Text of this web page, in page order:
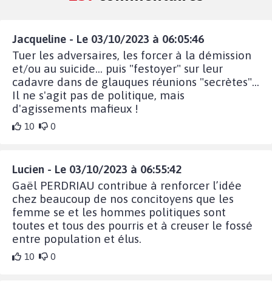
Jacqueline - Le 03/10/2023 à 06:05:46
Tuer les adversaires, les forcer à la démission
et/ou au suicide… puis "festoyer" sur leur
cadavre dans de glauques réunions "secrètes"…
Il ne s'agit pas de politique, mais
d'agissements mafieux !
10 0
Lucien - Le 03/10/2023 à 06:55:42
Gaël PERDRIAU contribue à renforcer l’idée
chez beaucoup de nos concitoyens que les
femme se et les hommes politiques sont
toutes et tous des pourris et à creuser le fossé
entre population et élus.
10 0